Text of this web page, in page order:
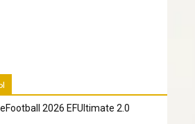
eFootball 2026 EFUltimate 2.0